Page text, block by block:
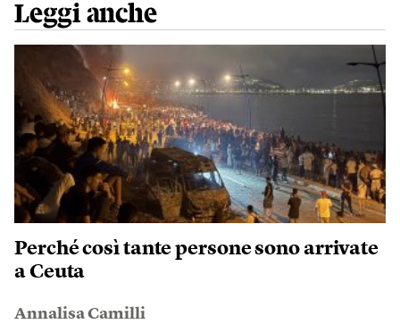
Leggi anche
Perché così tante persone sono arrivate
a Ceuta
Annalisa Camilli